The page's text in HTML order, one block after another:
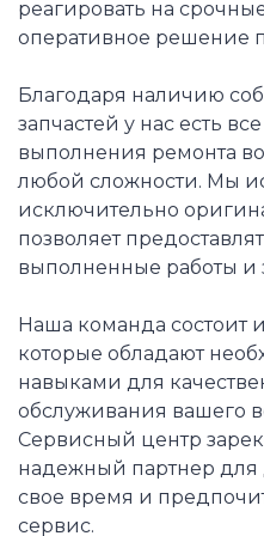
реагировать на
оперативное решение
Благодаря наличию
запчастей у нас есть
выполнения ремонта
любой сложности. Мы
исключительно
позволяет
выполненные работы и
Наша команда состоит
которые обладают
навыками для
обслуживания вашего
Сервисный центр
надежный партнер для
свое время и
сервис.